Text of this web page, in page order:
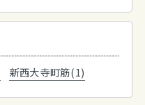
新西大寺町筋(1)